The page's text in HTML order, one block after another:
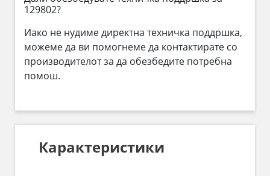
129802?
Иако не нудиме директна техничка поддршка,
можеме да ви помогнеме да контактирате со
производителот за да обезбедите потребна
помош.
Карактеристики